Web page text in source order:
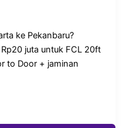
ke Pekanbaru?
juta untuk FCL 20ft
to Door + jaminan